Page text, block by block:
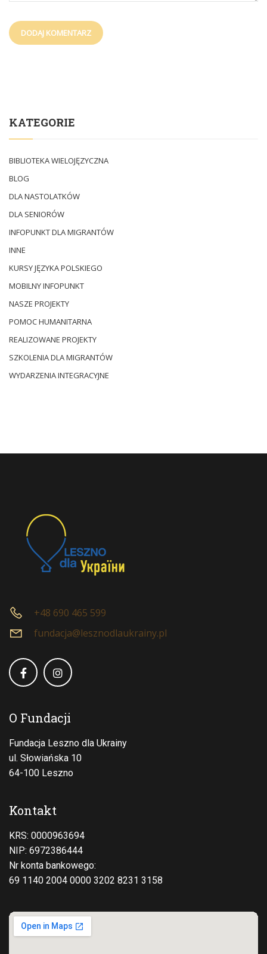
KATEGORIE
BIBLIOTEKA WIELOJĘZYCZNA
BLOG
DLA NASTOLATKÓW
DLA SENIORÓW
INFOPUNKT DLA MIGRANTÓW
INNE
KURSY JĘZYKA POLSKIEGO
MOBILNY INFOPUNKT
NASZE PROJEKTY
POMOC HUMANITARNA
REALIZOWANE PROJEKTY
SZKOLENIA DLA MIGRANTÓW
WYDARZENIA INTEGRACYJNE
+48 690 465 599
fundacja@lesznodlaukrainy.pl
O Fundacji
Fundacja Leszno dla Ukrainy
ul. Słowiańska 10
64-100 Leszno
Kontakt
KRS: 0000963694
NIP: 6972386444
Nr konta bankowego:
69 1140 2004 0000 3202 8231 3158